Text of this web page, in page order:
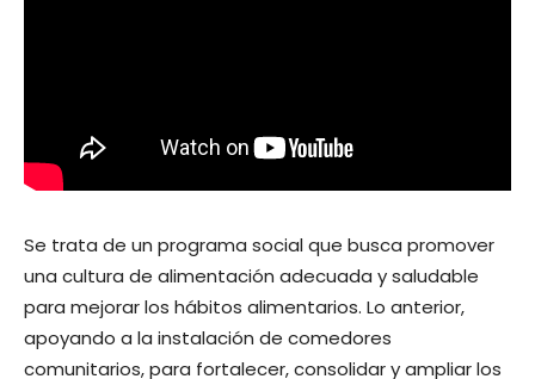
Se trata de un programa social que busca promover
una cultura de alimentación adecuada y saludable
para mejorar los hábitos alimentarios. Lo anterior,
apoyando a la instalación de comedores
comunitarios, para fortalecer, consolidar y ampliar los